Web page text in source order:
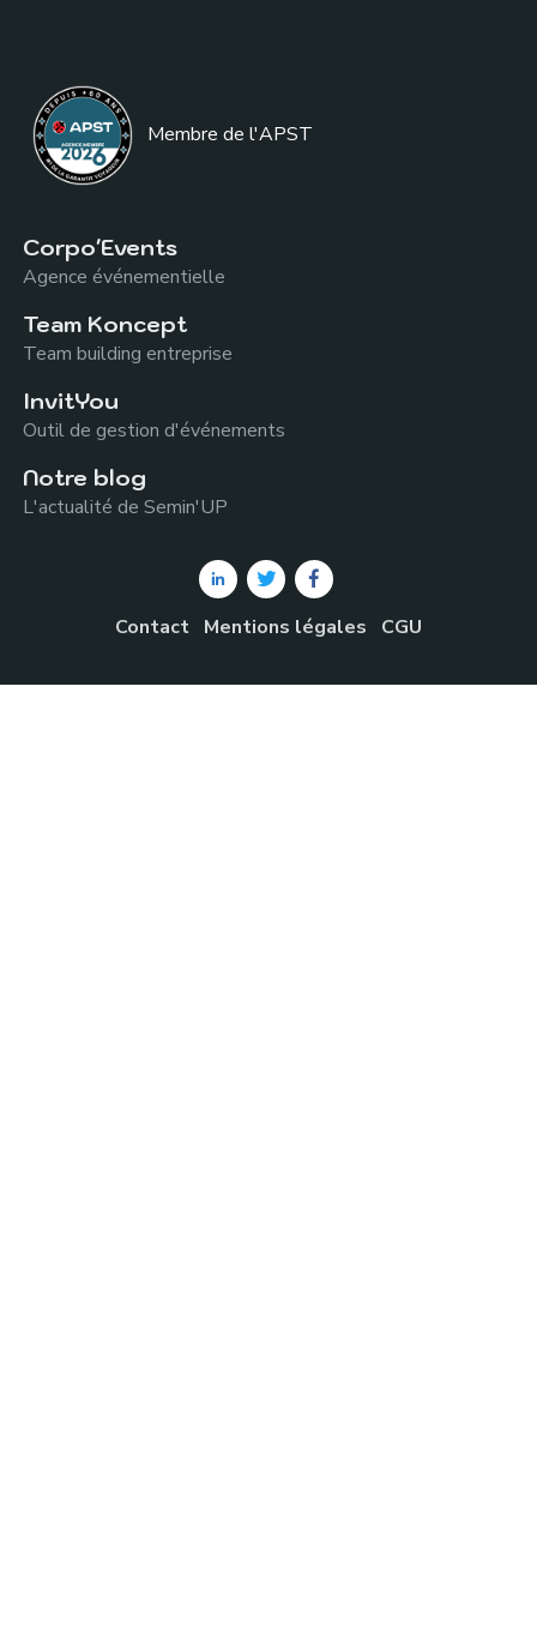
Membre de l'APST
Corpo'Events
Agence événementielle
Team Koncept
Team building entreprise
InvitYou
Outil de gestion d'événements
Notre blog
L'actualité de Semin'UP
Contact Mentions légales CGU